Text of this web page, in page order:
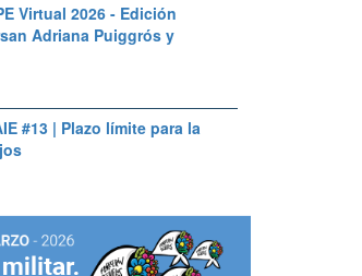
Virtual 2026 - Edición
Adriana Puiggrós y
#13 | Plazo límite para la